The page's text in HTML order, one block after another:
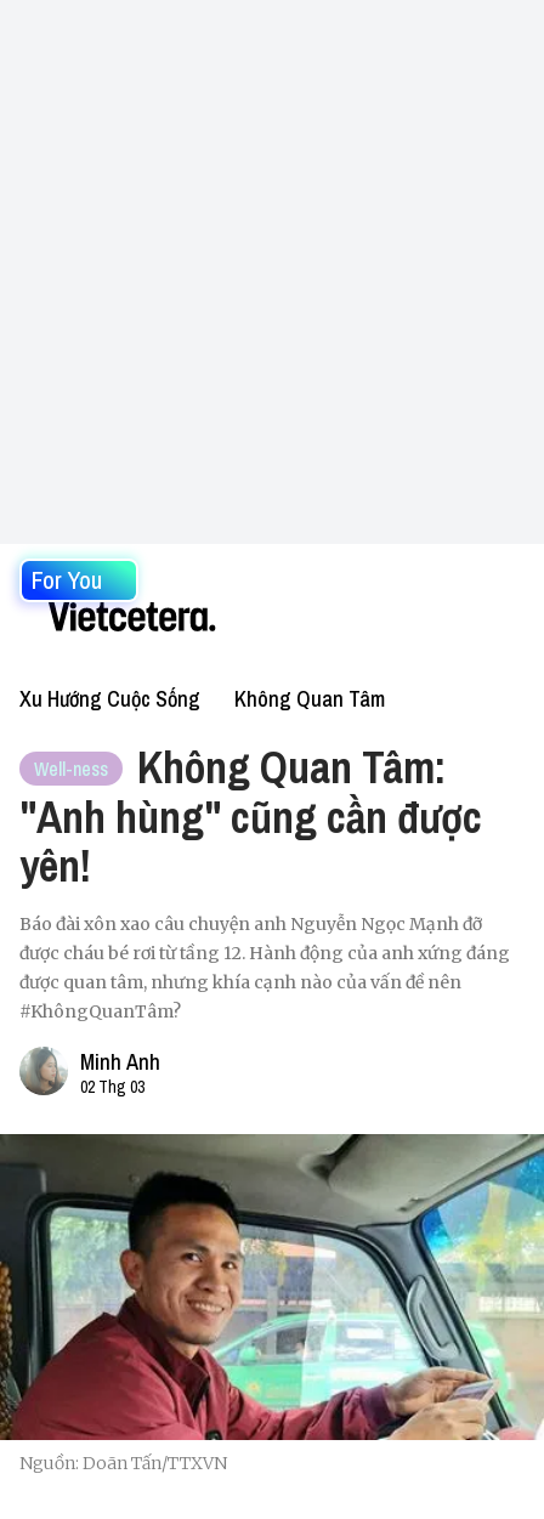
For You
Xu Hướng Cuộc Sống Không Quan Tâm
Well-ness
Không Quan Tâm:
"Anh hùng" cũng cần được
yên!
Báo đài xôn xao câu chuyện anh Nguyễn Ngọc Mạnh đỡ
được cháu bé rơi từ tầng 12. Hành động của anh xứng đáng
được quan tâm, nhưng khía cạnh nào của vấn đề nên
#KhôngQuanTâm?
Minh Anh
02 Thg 03
Nguồn: Doãn Tấn/TTXVN